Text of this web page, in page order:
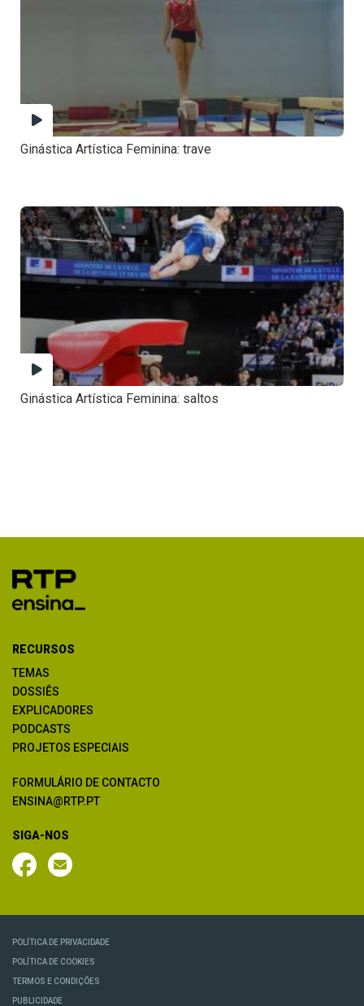
Ginástica Artística Feminina: trave
Ginástica Artística Feminina: saltos
RECURSOS
TEMAS
DOSSIÊS
EXPLICADORES
PODCASTS
PROJETOS ESPECIAIS
FORMULÁRIO DE CONTACTO
ENSINA@RTP.PT
SIGA-NOS
POLÍTICA DE PRIVACIDADE
POLÍTICA DE COOKIES
TERMOS E CONDIÇÕES
PUBLICIDADE